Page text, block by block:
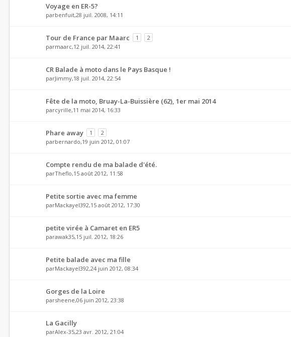
Voyage en ER-5?
parbenfuit,28 juil. 2008, 14:11
Tour de France par Maarc 1
2
parmaarc,12 juil. 2014, 22:41
CR Balade à moto dans le Pays Basque !
parJimmy,18 juil. 2014, 22:54
Fête de la moto, Bruay-La-Buissière (62), 1er mai 2014
parcyrille,11 mai 2014, 16:33
Phare away 1
2
parbernardo,19 juin 2012, 01:07
Compte rendu de ma balade d'été.
parTheflo,15 août 2012, 11:58
Petite sortie avec ma femme
parMackayel392,15 août 2012, 17:30
petite virée à Camaret en ER5
parawak35,15 juil. 2012, 18:26
Petite balade avec ma fille
parMackayel392,24 juin 2012, 08:34
Gorges de la Loire
parsheene,06 juin 2012, 23:38
La Gacilly
parAlex-35,23 avr. 2012, 21:04